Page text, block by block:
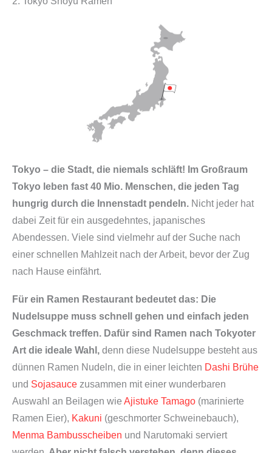
Tokyo – die Stadt, die niemals schläft! Im Großraum
Tokyo leben fast 40 Mio. Menschen, die jeden Tag
hungrig durch die Innenstadt pendeln. Nicht jeder hat
dabei Zeit für ein ausgedehntes, japanisches
Abendessen. Viele sind vielmehr auf der Suche nach
einer schnellen Mahlzeit nach der Arbeit, bevor der Zug
nach Hause einfährt.
Für ein Ramen Restaurant bedeutet das: Die
Nudelsuppe muss schnell gehen und einfach jeden
Geschmack treffen. Dafür sind Ramen nach Tokyoter
Art die ideale Wahl, denn diese Nudelsuppe besteht aus
dünnen Ramen Nudeln, die in einer leichten Dashi Brühe
und Sojasauce zusammen mit einer wunderbaren
Auswahl an Beilagen wie Ajistuke Tamago (marinierte
Ramen Eier), Kakuni (geschmorter Schweinebauch),
Menma Bambusscheiben und Narutomaki serviert